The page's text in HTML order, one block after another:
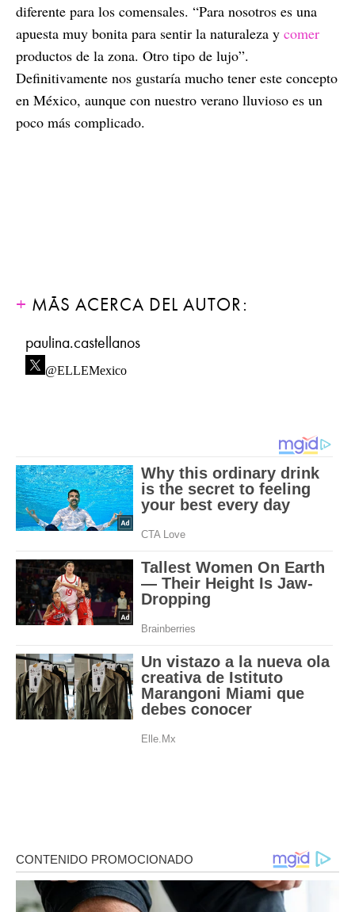
diferente para los comensales. “Para nosotros es una
apuesta muy bonita para sentir la naturaleza y comer
productos de la zona. Otro tipo de lujo”.
Definitivamente nos gustaría mucho tener este concepto
en México, aunque con nuestro verano lluvioso es un
poco más complicado.
MÁS ACERCA DEL AUTOR:
paulina.castellanos
@ELLEMexico